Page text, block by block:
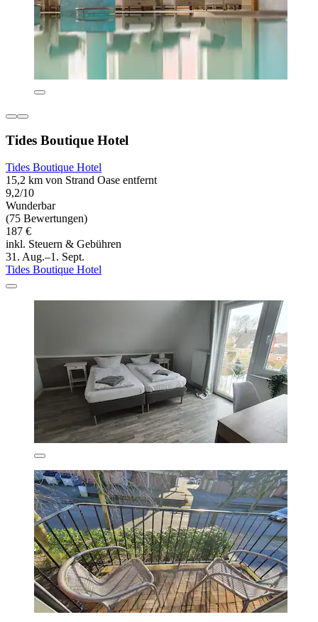
Tides Boutique Hotel
Tides Boutique Hotel
15,2 km von Strand Oase entfernt
9,2/10
Wunderbar
(75 Bewertungen)
187 €
inkl. Steuern & Gebühren
31. Aug.–1. Sept.
Tides Boutique Hotel